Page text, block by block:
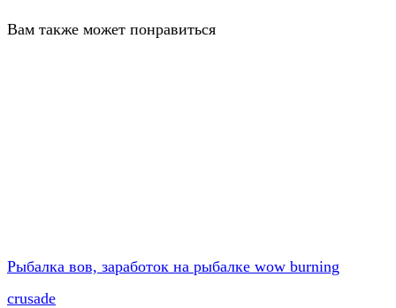
Вам также может понравиться
Рыбалка вов, заработок на рыбалке wow burning
crusade